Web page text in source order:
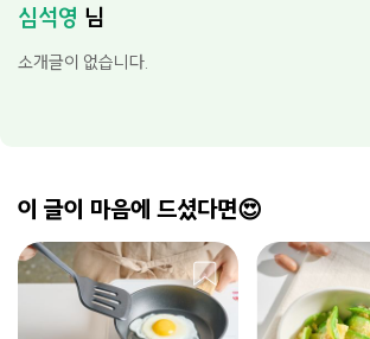
심석영 님
소개글이 없습니다.
이 글이 마음에 드셨다면😍